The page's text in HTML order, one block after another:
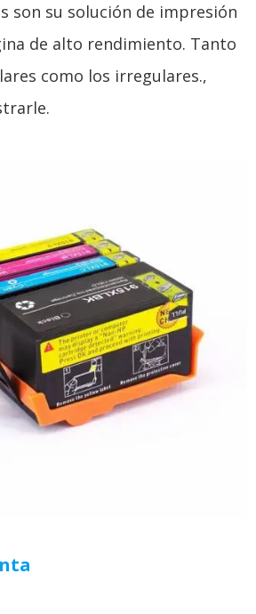
son su solución de impresión
de alto rendimiento. Tanto
como los irregulares.,